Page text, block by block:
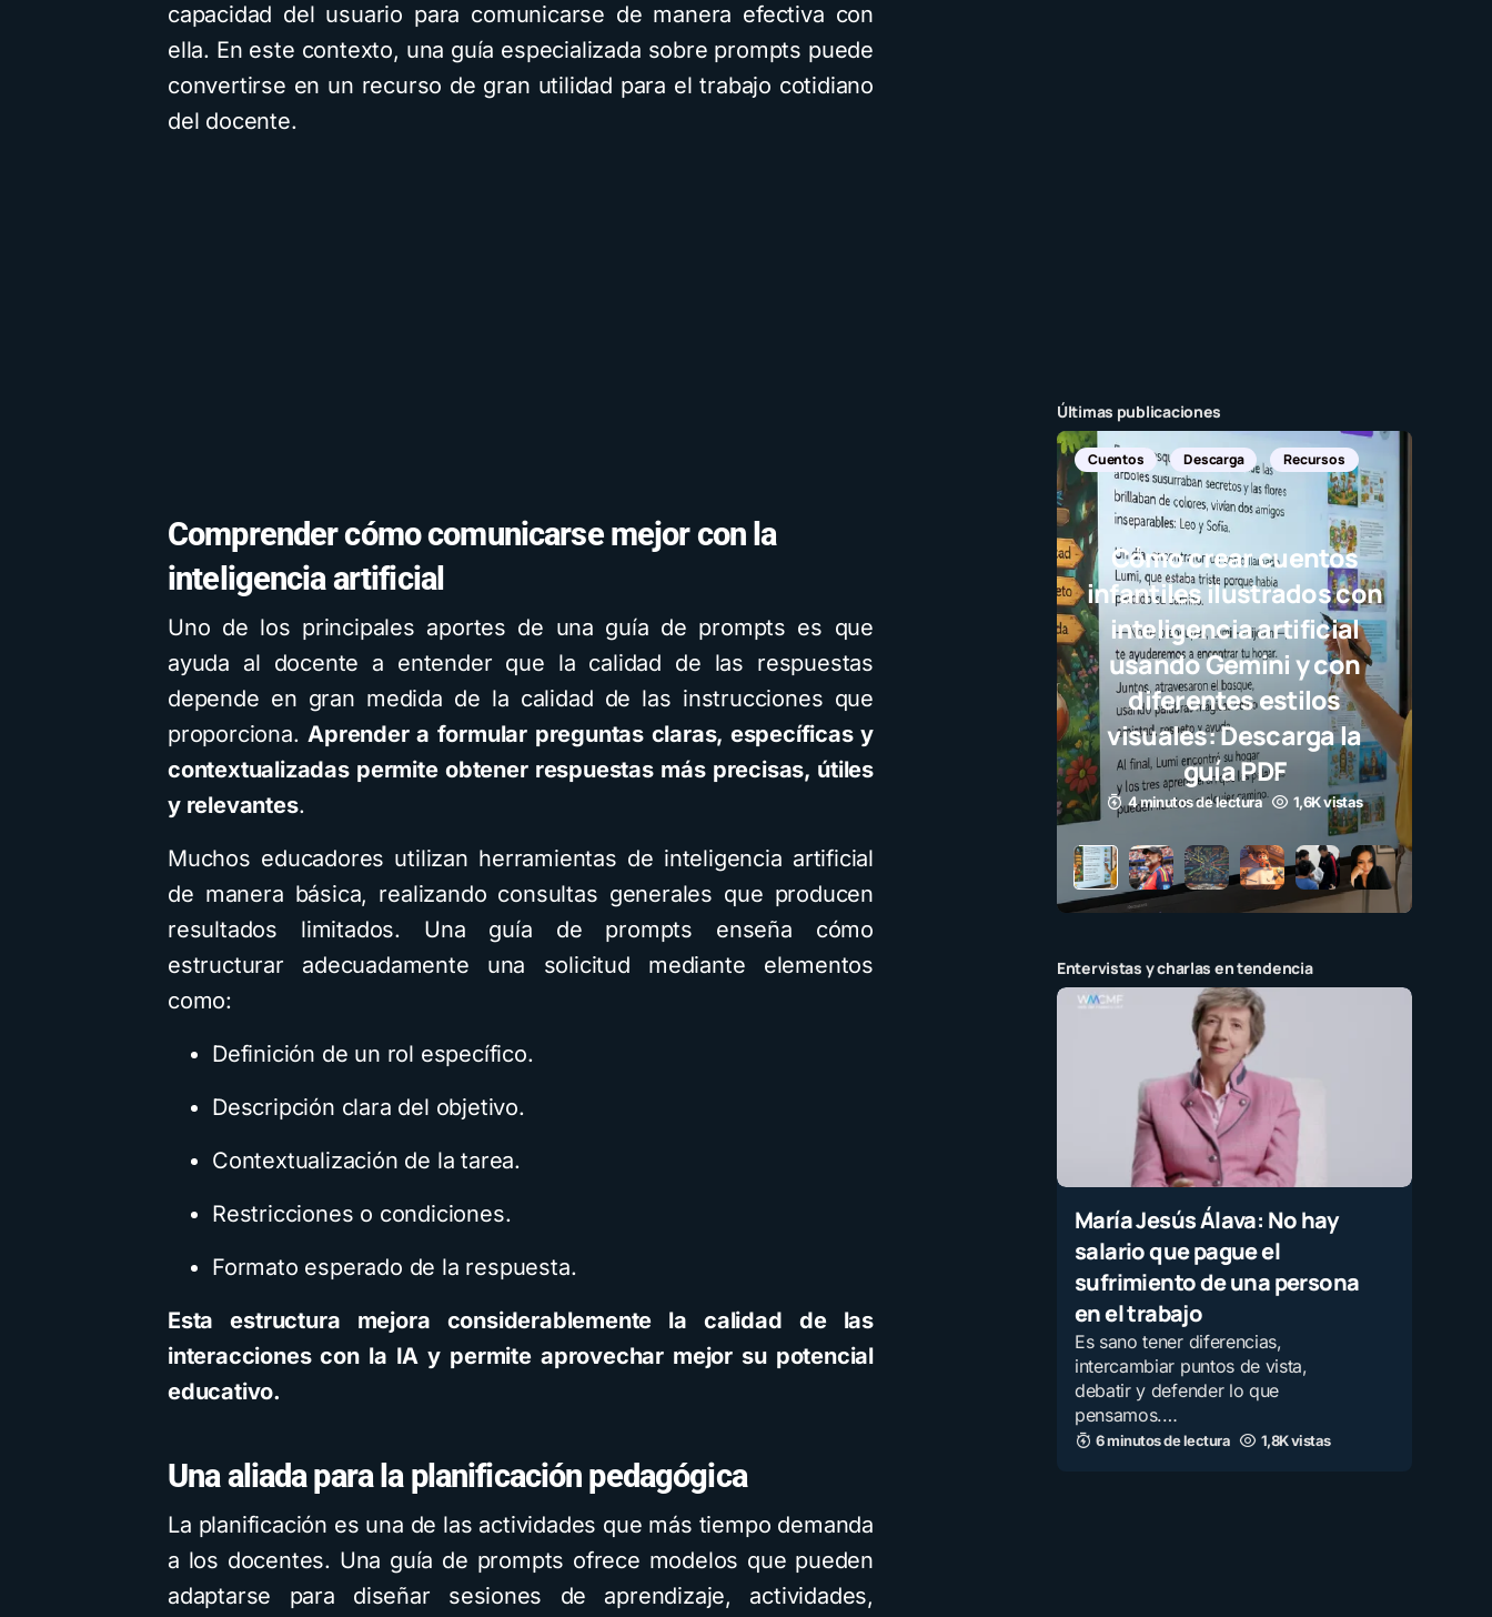
capacidad del usuario para comunicarse de manera efectiva con
ella. En este contexto, una guía especializada sobre prompts puede
convertirse en un recurso de gran utilidad para el trabajo cotidiano
del docente.
Comprender cómo comunicarse mejor con la
inteligencia artificial
Uno de los principales aportes de una guía de prompts es que
ayuda al docente a entender que la calidad de las respuestas
depende en gran medida de la calidad de las instrucciones que
proporciona.Aprender a formular preguntas claras, específicas y
contextualizadas permite obtener respuestas más precisas, útiles
y relevantes.
Muchos educadores utilizan herramientas de inteligencia artificial
de manera básica, realizando consultas generales que producen
resultados limitados. Una guía de prompts enseña cómo
estructurar adecuadamente una solicitud mediante elementos
como:
Definición de un rol específico.
Descripción clara del objetivo.
Contextualización de la tarea.
Restricciones o condiciones.
Formato esperado de la respuesta.
Esta estructura mejora considerablemente la calidad de las
interacciones con la IA y permite aprovechar mejor su potencial
educativo.
Una aliada para la planificación pedagógica
La planificación es una de las actividades que más tiempo demanda
a los docentes. Una guía de prompts ofrece modelos que pueden
adaptarse para diseñar sesiones de aprendizaje, actividades,
Últimas publicaciones
infantiles ilustrados con
inteligencia artificial
usando Gemini y con
diferentes estilos
visuales: Descarga la
guía PDF
Entervistas y charlas en tendencia
María Jesús Álava: No hay
salario que pague el
sufrimiento de una persona
en el trabajo
Es sano tener diferencias,
intercambiar puntos de vista,
debatir y defender lo que
pensamos.…
6 minutos de lectura 1,8K vistas